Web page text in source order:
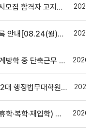
고지서 출력 및 등록안내
[08.24(월)~08.27(목)]
무 및 집중휴무제 시행 안내
학원 총학생회장 당선자 공고
복학·재입학) 안내